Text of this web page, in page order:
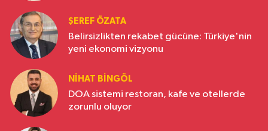
ŞEREF ÖZATA
Belirsizlikten rekabet gücüne: Türkiye'nin
yeni ekonomi vizyonu
NIHAT BINGÖL
DOA sistemi restoran, kafe ve otellerde
zorunlu oluyor